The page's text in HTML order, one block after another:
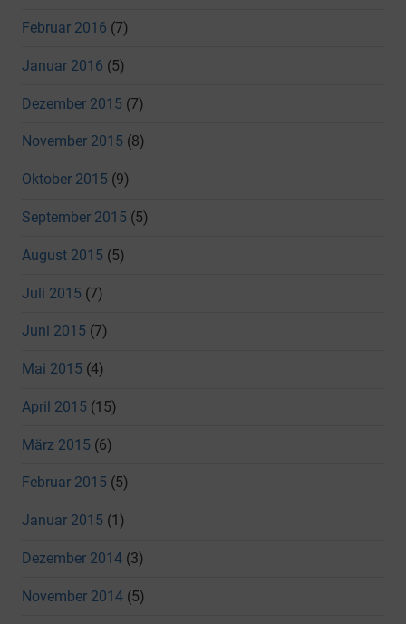
Februar 2016 (7)
Januar 2016 (5)
Dezember 2015 (7)
November 2015 (8)
Oktober 2015 (9)
September 2015 (5)
August 2015 (5)
Juli 2015 (7)
Juni 2015 (7)
Mai 2015 (4)
April 2015 (15)
März 2015 (6)
Februar 2015 (5)
Januar 2015 (1)
Dezember 2014 (3)
November 2014 (5)